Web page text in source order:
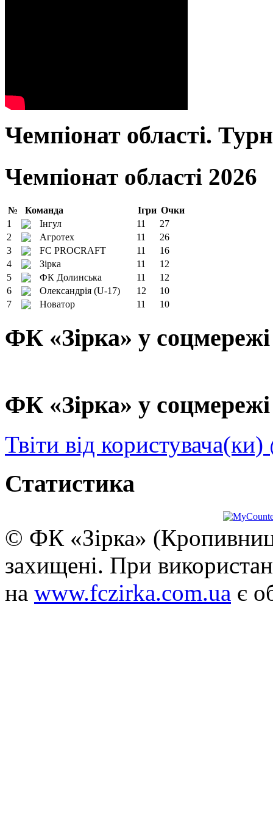
Чемпіонат області.
Чемпіонат області 2026
№ Команда Ігри Очки
1
Інгул 11
27
2
Агротех 11
26
3
FC PROCRAFT 11
16
4
Зірка 11
12
5
ФК Долинська 11
12
6
Олександрія (U-17) 12
10
7
Новатор 11 10
ФК «Зірка» у
ФК «Зірка» у
Твіти від
Статистика
© ФК «Зірка»
захищені. При
на www.fczirka.com.ua є